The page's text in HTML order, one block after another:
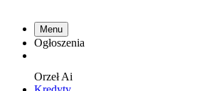
Menu
Ogłoszenia
OrzełAi